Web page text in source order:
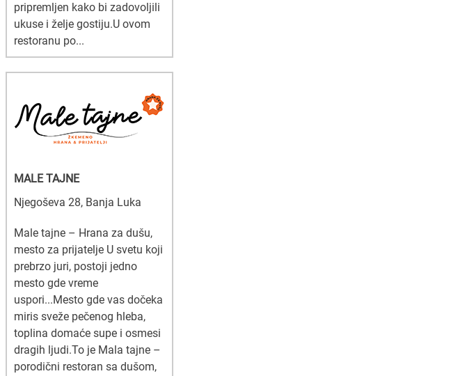
pripremljen kako bi zadovoljili
ukuse i želje gostiju.U ovom
restoranu po...
MALE TAJNE
Njegoševa 28, Banja Luka
Male tajne – Hrana za dušu,
mesto za prijatelje U svetu koji
prebrzo juri, postoji jedno
mesto gde vreme
uspori...Mesto gde vas dočeka
miris sveže pečenog hleba,
toplina domaće supe i osmesi
dragih ljudi.To je Mala tajne –
porodični restoran sa dušom,